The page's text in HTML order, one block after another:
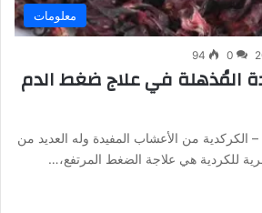
معلومات
0
94
المُذهلة في علاج ضغط الدم
– الكركدية من الأعشاب المفيدة وله العديد من
للكردية هي علاجة الضغط المرتفع،…